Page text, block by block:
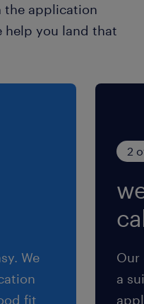
the application
help you land that
We
fit
2
Our
a